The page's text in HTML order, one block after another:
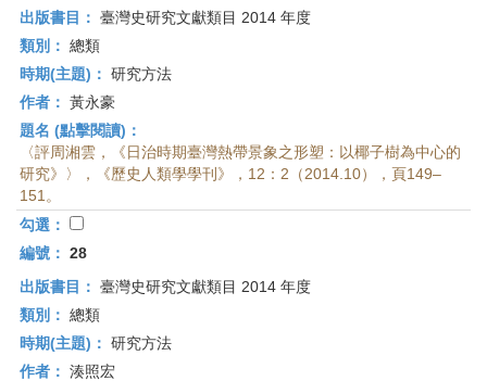
出版書目： 臺灣史研究文獻類目 2014 年度
類別： 總類
時期(主題)： 研究方法
作者： 黃永豪
題名 (點擊閱讀)：
〈評周湘雲，《日治時期臺灣熱帶景象之形塑：以椰子樹為中心的
研究》〉，《歷史人類學學刊》，12：2（2014.10），頁149–
151。
勾選：
編號： 28
出版書目： 臺灣史研究文獻類目 2014 年度
類別： 總類
時期(主題)： 研究方法
作者： 湊照宏